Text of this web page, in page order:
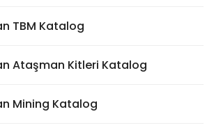
TBM Katalog
Ataşman Kitleri Katalog
Mining Katalog